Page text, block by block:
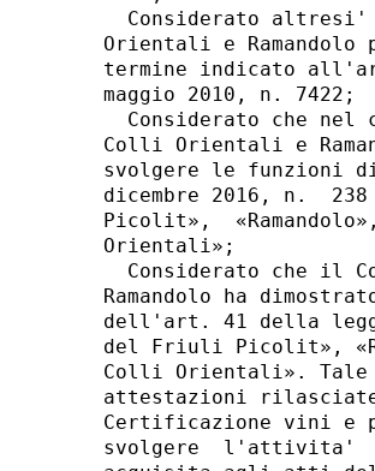
Considerato
Orientali e
termine indicato
maggio 2010, n. 7422;
Considerato che nel
Colli Orientali e
svolgere le funzioni
dicembre 2016, n.
Picolit»,
Orientali»;
Considerato che il
Ramandolo ha
dell'art. 41 della
del Friuli Picolit»,
Colli Orientali».
attestazioni
Certificazione vini
svolgere  l'attivita'